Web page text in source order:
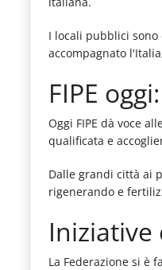
I locali pubblici sono
accompagnato
FIPE
Oggi FIPE dà voce
qualificata e
Dalle grandi città ai
rigenerando e
La Federazione si è